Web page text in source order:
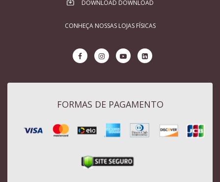
DOWNLOAD DOWNLOAD
CONHEÇA NOSSAS LOJAS FÍSICAS
FORMAS DE PAGAMENTO